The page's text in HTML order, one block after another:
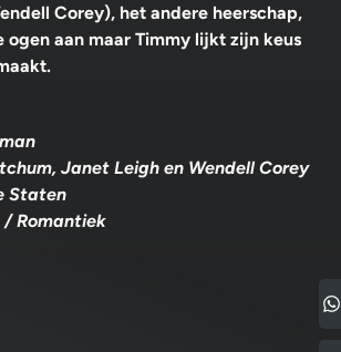
Corey), het andere heerschap,
ogen aan maar Timmy lijkt zijn keus
Janet Leigh en Wendell Corey
Staten
/ Romantiek